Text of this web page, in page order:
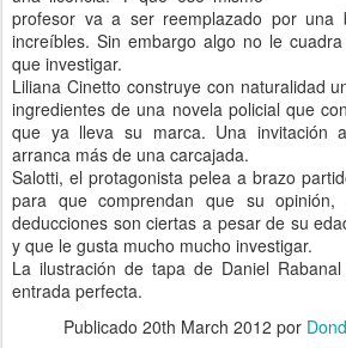
profesor va a ser reemplazado por una
increíbles. Sin embargo algo no le
que investigar.
Liliana Cinetto construye con naturalidad
ingredientes de una novela policial que
que ya lleva su marca. Una invitación
arranca más de una carcajada.
Salotti, el protagonista pelea a brazo
para que comprendan que su
deducciones son ciertas a pesar de su
y que le gusta mucho mucho investigar.
La ilustración de tapa de Daniel
entrada perfecta.
Publicado 20th March 2012 por